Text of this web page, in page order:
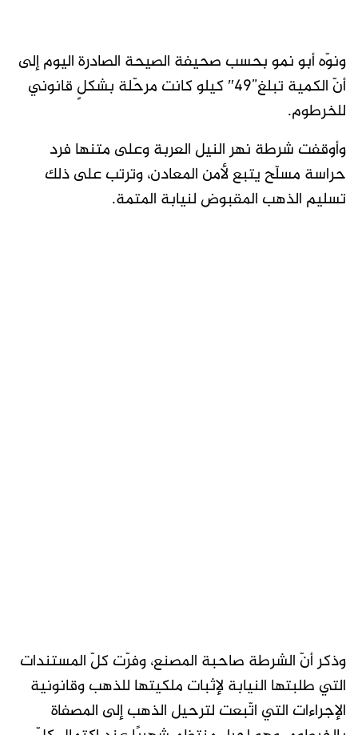
ونوّه أبو نمو بحسب صحيفة الصيحة الصادرة اليوم إلى
أنّ الكمية تبلغ”49″ كيلو كانت مرحّلة بشكلٍ قانوني
للخرطوم.
وأوقفت شرطة نهر النيل العربة وعلى متنها فرد
حراسة مسلّح يتبع لأمن المعادن، وترتب على ذلك
تسليم الذهب المقبوض لنيابة المتمة.
وذكر أنّ الشرطة صاحبة المصنع، وفرّت كلّ المستندات
التي طلبتها النيابة لإثبات ملكيتها للذهب وقانونية
الإجراءات التي اتّبعت لترحيل الذهب إلى المصفاة